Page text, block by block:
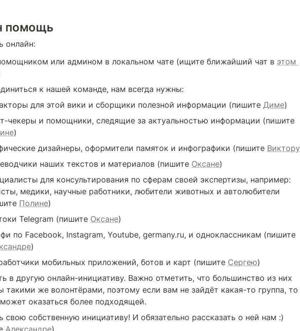
помощь
онлайн:
или админом в локальном чате (ищите ближайший чат в этом
к нашей команде, нам всегда нужны:
для этой вики и сборщики полезной информации (пишите Диме)
чекеры и помощники, следящие за актуальностью информации
)
дизайнеры, оформители памяток и инфографики (пишите Виктору
наших текстов и материалов (пишите Оксане)
для консультирования по сферам своей экспертизы, например:
Полине)
Telegram (пишите Оксане)
)
мобильных приложений, ботов и карт (пишите Сергею)
в другую онлайн-инициативу. Важно отметить, что большинство из них
такими же волонтёрами, поэтому если вам не зайдёт какая-то группа, то
оказаться более подходящей.
свою собственную инициативу! И обязательно рассказать о ней нам :)
Александре)